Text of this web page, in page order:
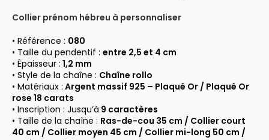
Collier prénom hébreu à personnaliser
• Référence : 080
• Taille du pendentif : entre 2,5 et 4 cm
• Épaisseur : 1,2 mm
• Style de la chaîne : Chaîne rollo
• Matériaux : Argent massif 925 – Plaqué Or / Plaqué Or
rose 18 carats
• Inscription : Jusqu’à 9 caractères
• Taille de la chaîne : Ras-de-cou 35 cm / Collier court
40 cm / Collier moyen 45 cm / Collier mi-long 50 cm /